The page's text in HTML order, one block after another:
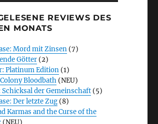
REVIEWS DES
MONATS
Mord mit Zinsen (7)
Götter (2)
Platinum Edition (1)
Bloodbath (NEU)
Schicksal der Gemeinschaft (5)
Der letzte Zug (8)
Karmas and the Curse of the
(NEU)